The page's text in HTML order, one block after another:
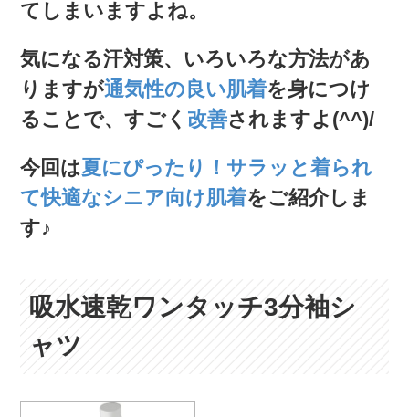
てしまいますよね。
気になる汗対策、いろいろな方法があ
りますが通気性の良い肌着を身につけ
ることで、すごく 改善されますよ(^^)/
今回は夏にぴったり！サラッと着られ
て快適なシニア向け肌着をご紹介しま
す♪
吸水速乾ワンタッチ3分袖シ
ャツ